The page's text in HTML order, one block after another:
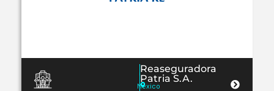
Reaseguradora
Patria S.A.
México